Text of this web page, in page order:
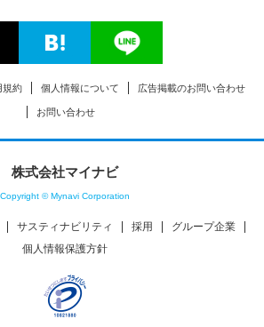
規約 個人情報について 広告掲載のお問い合わせ
お問い合わせ
株式会社マイナビ
Copyright © Mynavi Corporation
サスティナビリティ 採用
グループ企業
個人情報保護方針